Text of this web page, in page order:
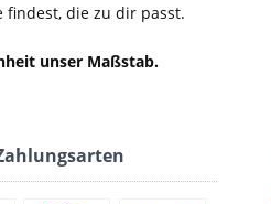
findest, die zu dir passt.
unser Maßstab.